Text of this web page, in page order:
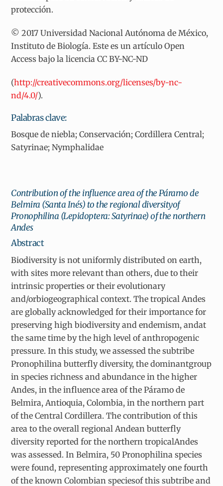
protección.
© 2017 Universidad Nacional Autónoma de México,
Instituto de Biología. Este es un artículo Open
Access bajo la licencia CC BY-NC-ND
(http://creativecommons.org/licenses/by-nc-
nd/4.0/).
Palabras clave:
Bosque de niebla; Conservación; Cordillera Central;
Satyrinae; Nymphalidae
Contribution of the influence area of the Páramo de
Belmira (Santa Inés) to the regional diversityof
Pronophilina (Lepidoptera: Satyrinae) of the northern
Andes
Abstract
Biodiversity is not uniformly distributed on earth,
with sites more relevant than others, due to their
intrinsic properties or their evolutionary
and/orbiogeographical context. The tropical Andes
are globally acknowledged for their importance for
preserving high biodiversity and endemism, andat
the same time by the high level of anthropogenic
pressure. In this study, we assessed the subtribe
Pronophilina butterfly diversity, the dominantgroup
in species richness and abundance in the higher
Andes, in the influence area of the Páramo de
Belmira, Antioquia, Colombia, in the northern part
of the Central Cordillera. The contribution of this
area to the overall regional Andean butterfly
diversity reported for the northern tropicalAndes
was assessed. In Belmira, 50 Pronophilina species
were found, representing approximately one fourth
of the known Colombian speciesof this subtribe and